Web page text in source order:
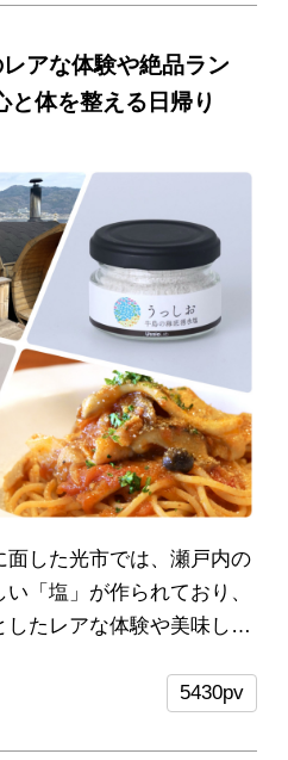
いおもてなしが口コミで
切なのでカップルやご夫婦
ろん、小さい子供連れで
ープ旅行(～10名)におす
薇風呂など、宿での時間を
験もありますよ♪
アな体験や絶品ラン
体を整える日帰り
した光市では、瀬戸内の
「塩」が作られており、
たレアな体験や美味しい
！今回は、ミネラルたっ
れているのか？秘密を探
5430pv